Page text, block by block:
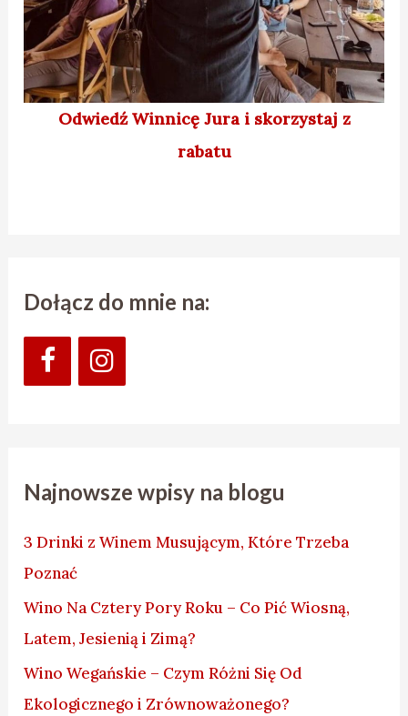
Odwiedź Winnicę Jura i skorzystaj z
rabatu
Dołącz do mnie na:
Najnowsze wpisy na blogu
3 Drinki z Winem Musującym, Które Trzeba
Poznać
Wino Na Cztery Pory Roku – Co Pić Wiosną,
Latem, Jesienią i Zimą?
Wino Wegańskie – Czym Różni Się Od
Ekologicznego i Zrównoważonego?